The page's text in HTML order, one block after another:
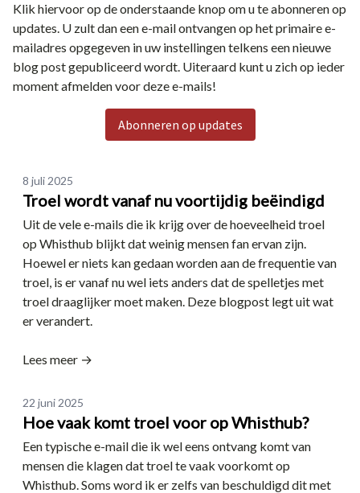
Klik hiervoor op de onderstaande knop om u te abonneren op
updates. U zult dan een e-mail ontvangen op het primaire e-
mailadres opgegeven in uw instellingentelkens een nieuwe
blog post gepubliceerd wordt. Uiteraard kunt u zich op ieder
moment afmelden voor deze e-mails!
Abonneren op updates
Date
8 juli 2025
Troel wordt vanaf nu voortijdig beëindigd
Uit de vele e-mails die ik krijg over de hoeveelheid troel
op Whisthub blijkt dat weinig mensen fan ervan zijn.
Hoewel er niets kan gedaan worden aan de frequentie van
troel, is er vanaf nu wel iets anders dat de spelletjes met
troel draaglijker moet maken. Deze blogpost legt uit wat
er verandert.
Lees meer →
Date
22 juni 2025
Hoe vaak komt troel voor op Whisthub?
Een typische e-mail die ik wel eens ontvang komt van
mensen die klagen dat troel te vaak voorkomt op
Whisthub. Soms word ik er zelfs van beschuldigd dit met